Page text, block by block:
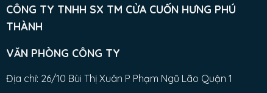
CÔNG TY TNHH SX TM CỬA CUỐN HƯNG PHÚ
THÀNH
VĂN PHÒNG CÔNG TY
Địa chỉ: 26/10 Bùi Thị Xuân P Phạm Ngũ Lão Quận 1